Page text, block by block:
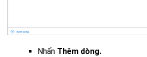
Nhấn Thêm dòng.